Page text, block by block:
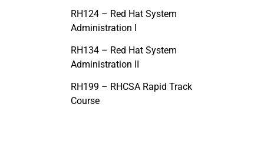
RH124 – Red Hat System
Administration I
RH134 – Red Hat System
Administration II
RH199 – RHCSA Rapid Track
Course